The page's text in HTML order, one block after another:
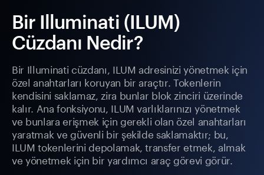
Bir Illuminati (ILUM)
Cüzdanı Nedir?
Bir Illuminati cüzdanı, ILUM adresinizi yönetmek için
özel anahtarları koruyan bir araçtır. Tokenlerin
kendisini saklamaz, zira bunlar blok zinciri üzerinde
kalır. Ana fonksiyonu, ILUM varlıklarınızı yönetmek
ve bunlara erişmek için gerekli olan özel anahtarları
yaratmak ve güvenli bir şekilde saklamaktır; bu,
ILUM tokenlerini depolamak, transfer etmek, almak
ve yönetmek için bir yardımcı araç görevi görür.